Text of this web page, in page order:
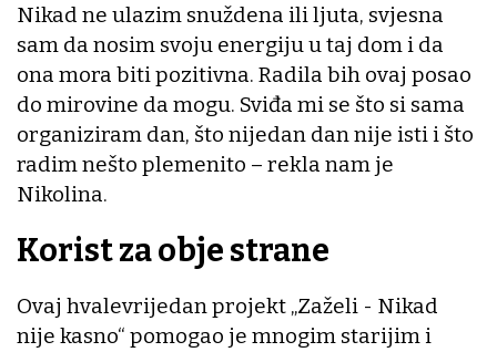
Nikad ne ulazim snuždena ili ljuta, svjesna
sam da nosim svoju energiju u taj dom i da
ona mora biti pozitivna. Radila bih ovaj posao
do mirovine da mogu. Sviđa mi se što si sama
organiziram dan, što nijedan dan nije isti i što
radim nešto plemenito – rekla nam je
Nikolina.
Korist za obje strane
Ovaj hvalevrijedan projekt „Zaželi - Nikad
nije kasno“ pomogao je mnogim starijim i